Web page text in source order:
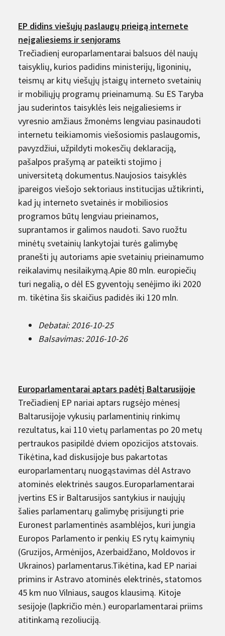
EP didins viešųjų paslaugų prieigą internete
neįgaliesiems ir senjorams
Trečiadienį europarlamentarai balsuos dėl naujų
taisyklių, kurios padidins ministerijų, ligoninių,
teismų ar kitų viešųjų įstaigų interneto svetainių
ir mobiliųjų programų prieinamumą. Su ES Taryba
jau suderintos taisyklės leis neįgaliesiems ir
vyresnio amžiaus žmonėms lengviau pasinaudoti
internetu teikiamomis viešosiomis paslaugomis,
pavyzdžiui, užpildyti mokesčių deklaraciją,
pašalpos prašymą ar pateikti stojimo į
universitetą dokumentus.Naujosios taisyklės
įpareigos viešojo sektoriaus institucijas užtikrinti,
kad jų interneto svetainės ir mobiliosios
programos būtų lengviau prieinamos,
suprantamos ir galimos naudoti. Savo ruožtu
minėtų svetainių lankytojai turės galimybę
pranešti jų autoriams apie svetainių prieinamumo
reikalavimų nesilaikymą.Apie 80 mln. europiečių
turi negalią, o dėl ES gyventojų senėjimo iki 2020
m. tikėtina šis skaičius padidės iki 120 mln.
Debatai: 2016-10-25
Balsavimas: 2016-10-26
Europarlamentarai aptars padėtį Baltarusijoje
Trečiadienį EP nariai aptars rugsėjo mėnesį
Baltarusijoje vykusių parlamentinių rinkimų
rezultatus, kai 110 vietų parlamentas po 20 metų
pertraukos pasipildė dviem opozicijos atstovais.
Tikėtina, kad diskusijoje bus pakartotas
europarlamentarų nuogąstavimas dėl Astravo
atominės elektrinės saugos.Europarlamentarai
įvertins ES ir Baltarusijos santykius ir naujųjų
šalies parlamentarų galimybę prisijungti prie
Euronest parlamentinės asamblėjos, kuri jungia
Europos Parlamento ir penkių ES rytų kaimynių
(Gruzijos, Armėnijos, Azerbaidžano, Moldovos ir
Ukrainos) parlamentarus.Tikėtina, kad EP nariai
primins ir Astravo atominės elektrinės, statomos
45 km nuo Vilniaus, saugos klausimą. Kitoje
sesijoje (lapkričio mėn.) europarlamentarai priims
atitinkamą rezoliuciją.